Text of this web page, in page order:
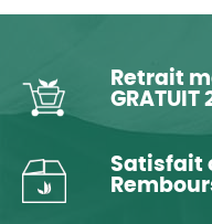
Retrait
GRATUIT
Satisfait